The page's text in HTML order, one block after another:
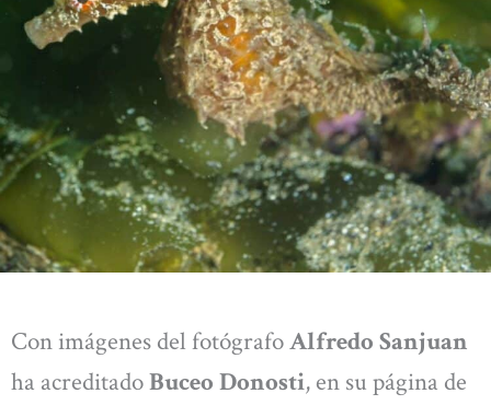
Con imágenes del fotógrafoAlfredo Sanjuan
ha acreditadoBuceo Donosti, en su página de